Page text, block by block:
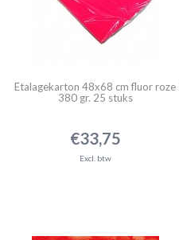
Etalagekarton 48x68 cm fluor roze
380 gr. 25 stuks
€33,75
Excl. btw